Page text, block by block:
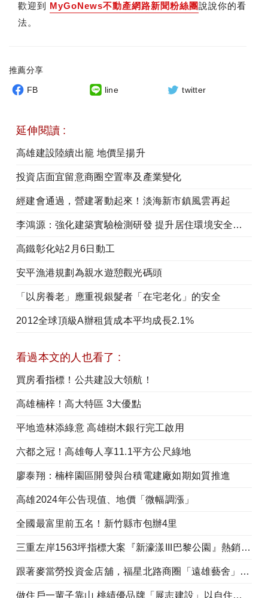
歡迎到 MyGoNews不動產網路新聞粉絲團說說你的看
法。
推薦分享
FB line twitter
延伸閱讀 :
高雄建設陸續出籠 地價呈揚升
投資店面宜留意商圈空置率及產業變化
經建會通過，營建署動起來！淡海新市鎮風雲再起
李鴻源：強化建築實驗檢測研發 提升居住環境安全健康
高鐵彰化站2月6日動工
安平漁港規劃為親水遊憩觀光碼頭
「以房養老」應重視銀髮者「在宅老化」的安全
2012全球頂級A辦租賃成本平均成長2.1%
看過本文的人也看了 :
買房看指標！公共建設大領航！
高雄楠梓！高大特區 3大優點
平地造林添綠意 高雄樹木銀行完工啟用
六都之冠！高雄每人享11.1平方公尺綠地
廖泰翔：楠梓園區開發與台積電建廠如期如質推進
高雄2024年公告現值、地價「微幅調漲」
全國最富里前五名！新竹縣市包辦4里
三重左岸1563坪指標大案『新濠漾III巴黎公園』熱銷開工
跟著麥當勞投資金店舖，福星北路商圈「遠雄藝舍」金店炙手可熱
做住戶一輩子靠山 桃績優品牌「展志建設」以自住心蓋房